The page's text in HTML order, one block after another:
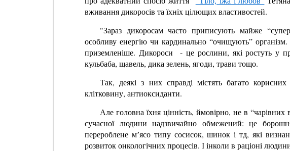
вживання дикоросів та їхніх цілющих властивостей.
"Зараз дикоросам часто приписують майже
особливу енергію чи кардинально “очищують”
приземленіше. Дикороси - це рослини, які ростуть у
кульбаба, щавель, дика зелень, ягоди, трави тощо.
Так, деякі з них справді містять багато
клітковину, антиоксиданти.
Але головна їхня цінність, ймовірно, не в “чарівних
сучасної людини надзвичайно обмежений: це
перероблене мʼясо типу сосисок, шинок і тд, які
розвиток онкологічних процесів. І інколи в раціоні